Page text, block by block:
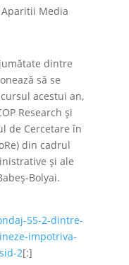
Aparitii Media
dintre
să se
acestui an,
Research şi
de Cercetare în
din cadrul
şi ale
Bolyai.
55-2-dintre-
impotriva-
2[:]